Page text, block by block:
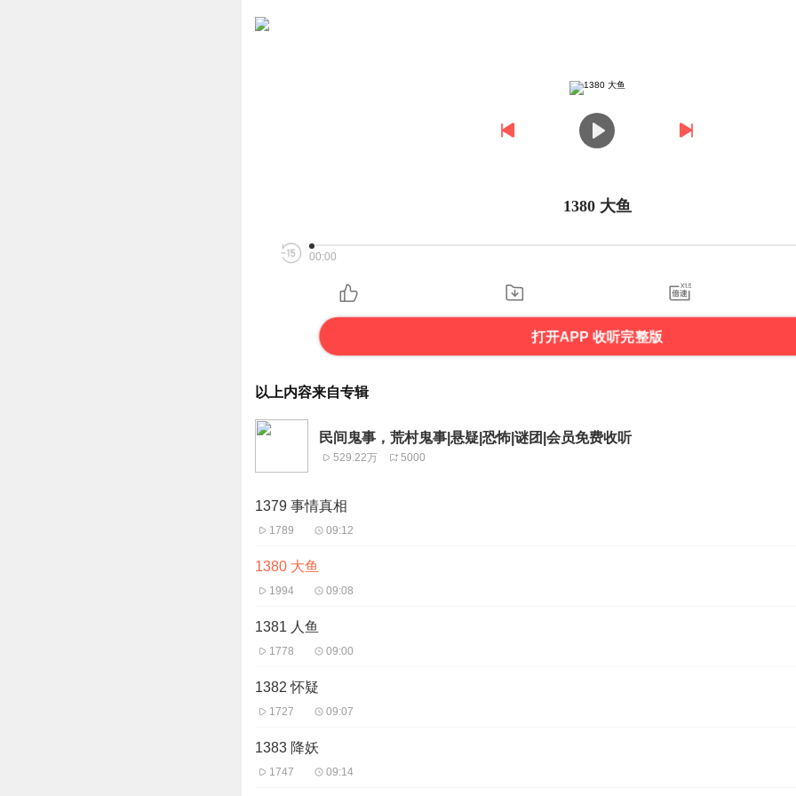
1380 大鱼
00:00
打开APP 收听完整版
以上内容来自专辑
民间鬼事，荒村鬼事|悬疑|恐怖|谜团|会员免费收听
529.22万 5000
1379 事情真相
1789 09:12
1380 大鱼
1994 09:08
1381 人鱼
1778 09:00
1382 怀疑
1727 09:07
1383 降妖
1747 09:14